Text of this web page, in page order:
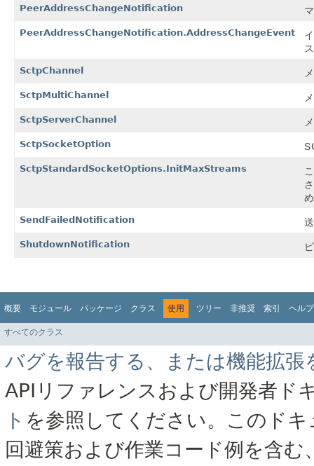
PeerAddressChangeNotification
PeerAddressChangeNotification.AddressChangeEvent
SctpChannel
SctpMultiChannel
SctpServerChannel
SctpSocketOption
SctpStandardSocketOptions.InitMaxStreams
SendFailedNotification
ShutdownNotification
概要 モジュール パッケージ クラス 使用 ツリー 非推奨 索引 ヘルプ
すべてのクラス
バグを報告する、または機能拡張
APIリファレンスおよび開発者ド
ト を参照してください。このド
回避策および作業コード例を含